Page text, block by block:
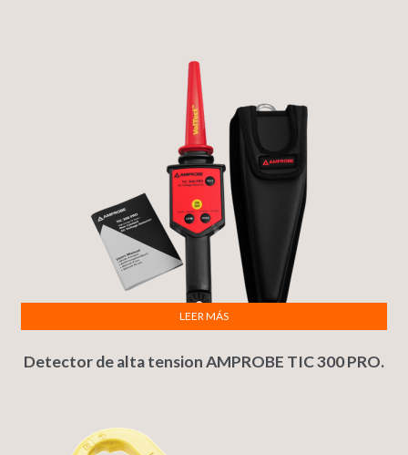
Detector de alta tension AMPROBE TIC 300 PRO.
LEER MÁS